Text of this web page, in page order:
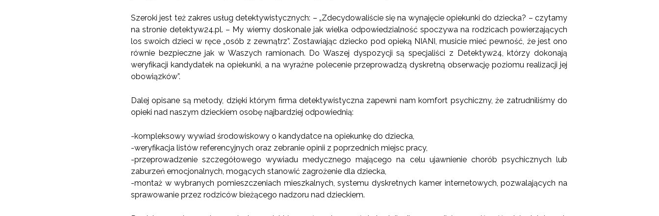
Szeroki jest też zakres usług detektywistycznych: – „Zdecydowaliście się na wynajęcie opiekunki do dziecka? – czytamy
na stronie detektyw24.pl. – My wiemy doskonale jak wielka odpowiedzialność spoczywa na rodzicach powierzających
los swoich dzieci w ręce „osób z zewnątrz”. Zostawiając dziecko pod opieką NIANI, musicie mieć pewność, że jest ono
równie bezpieczne jak w Waszych ramionach. Do Waszej dyspozycji są specjaliści z Detektyw24, którzy dokonają
weryfikacji kandydatek na opiekunki, a na wyraźne polecenie przeprowadzą dyskretną obserwację poziomu realizacji jej
obowiązków”.
Dalej opisane są metody, dzięki którym firma detektywistyczna zapewni nam komfort psychiczny, że zatrudniliśmy do
opieki nad naszym dzieckiem osobę najbardziej odpowiednią:
-kompleksowy wywiad środowiskowy o kandydatce na opiekunkę do dziecka,
-weryfikacja listów referencyjnych oraz zebranie opinii z poprzednich miejsc pracy,
-przeprowadzenie szczegółowego wywiadu medycznego mającego na celu ujawnienie chorób psychicznych lub
zaburzeń emocjonalnych, mogących stanowić zagrożenie dla dziecka,
-montaż w wybranych pomieszczeniach mieszkalnych, systemu dyskretnych kamer internetowych, pozwalających na
sprawowanie przez rodziców bieżącego nadzoru nad dzieckiem.